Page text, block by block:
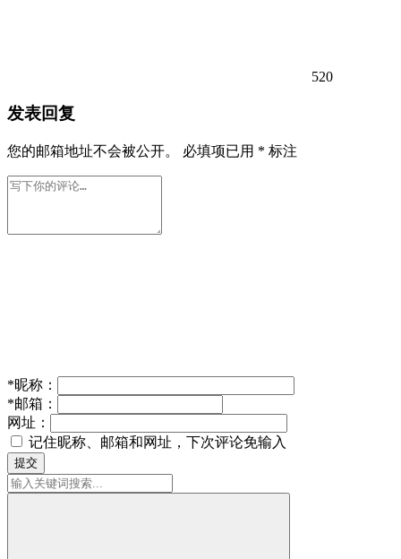
520
发表回复
您的邮箱地址不会被公开。 必填项已用 * 标注
*昵称：
*邮箱：
网址：
记住昵称、邮箱和网址，下次评论免输入
提交